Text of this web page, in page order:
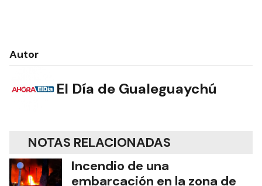
Autor
El Día de Gualeguaychú
NOTAS RELACIONADAS
Incendio de una
embarcación en la zona de